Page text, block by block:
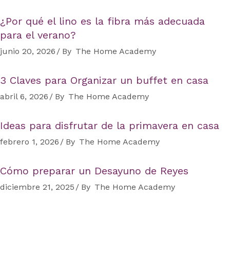
¿Por qué el lino es la fibra más adecuada
para el verano?
junio 20, 2026 By The Home Academy
3 Claves para Organizar un buffet en casa
abril 6, 2026 By The Home Academy
Ideas para disfrutar de la primavera en casa
febrero 1, 2026 By The Home Academy
Cómo preparar un Desayuno de Reyes
diciembre 21, 2025 By The Home Academy